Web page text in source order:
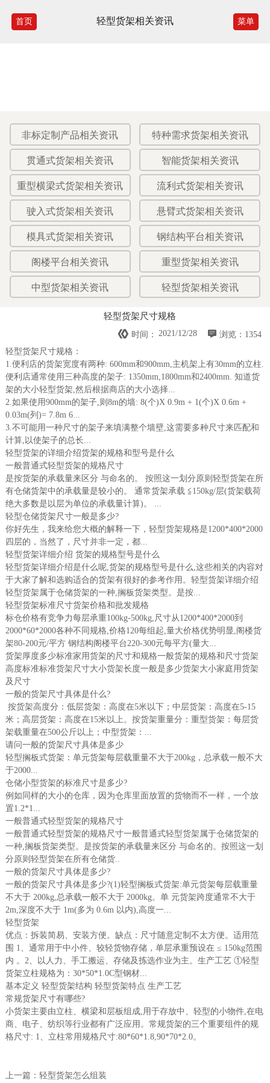
首页 轻型货架相关资讯 菜单
非标定制产品相关资讯 特种需求货架相关资讯
贯通式货架相关资讯 智能货架相关资讯
重型横梁式货架相关资讯 流利式货架相关资讯
驶入式货架相关资讯 悬臂式货架相关资讯
模具式货架相关资讯 钢结构平台相关资讯
阁楼平台相关资讯 重型货架相关资讯
中型货架相关资讯 轻型货架相关资讯
轻型货架尺寸规格
 浏览：1354
 时间： 2021/12/28
轻型货架尺寸规格：
1.便利店的货架宽度有两种: 600mm和900mm,主机架上有30mm的立柱.
便利店通常使用三种高度的架子: 1350mm,1800mm和2400mm. 知道货
架的大小轻型货架,然后根据商店的大小选择...
2.如果使用900mm的架子,则8m的墙: 8(个)X 0.9m + 1(个)X 0.6m +
0.03m(列)= 7.8m 6...
3.不可能用一种尺寸的架子来填满整个墙壁,这需要多种尺寸来匹配和
计算,以使架子的总长...
轻型货架的详细介绍货架的规格和型号是什么
一般普通式轻型货架的规格尺寸
是按货架的承载量来区分 与命名的。 按照这一划分原则轻型货架在所
有仓储货架中的承载量是较小的。 通常货架承载 ≦150kg/层(货架载荷
绝大多数是以层为单位的承载量计算)。 ...
轻型仓储货架尺寸一般是多少?
你好先生，我来给您大概的解释一下，轻型货架规格是1200*400*2000
四层的，当然了，尺寸并非一定，都...
轻型货架详细介绍 货架的规格型号是什么
轻型货架详细介绍是什么呢,货架的规格型号是什么,这些相关的内容对
于大家了解和选购适合的货架有很好的参考作用。轻型货架详细介绍
轻型货架属于仓储货架的一种,搁板货架类型。是按...
轻型货架标准尺寸货架价格和批发规格
标仓价格有竞争力每层承重100kg-500kg,尺寸从1200*400*2000到
2000*60*2000各种不同规格,价格120每组起,量大价格优势明显,阁楼货
架80-200元/平方 钢结构阁楼平台220-300元每平方(量大...
货架厚度多少标准家用货架的尺寸和规格一般货架的规格和尺寸货架
高度标准标准货架尺寸大小货架长度一般是多少货架大小家庭用货架
及尺寸
一般的货架尺寸具体是什么?
按货架高度分：低层货架：高度在5米以下；中层货架：高度在5-15
米；高层货架：高度在15米以上。按货架重量分：重型货架：每层货
架载重量在500公斤以上；中型货架：...
请问一般的货架尺寸具体是多少
轻型搁板式货架：单元货架每层载重量不大于200kg，总承载一般不大
于2000...
仓储小型货架的标准尺寸是多少?
例如同样的大小的仓库，因为仓库里面放置的货物而不一样，一个放
置1.2*1...
一般普通式轻型货架的规格尺寸
一般普通式轻型货架的规格尺寸一般普通式轻型货架属于仓储货架的
一种,搁板货架类型。是按货架的承载量来区分 与命名的。按照这一划
分原则轻型货架在所有仓储货..
一般的货架尺寸具体是多少?
一般的货架尺寸具体是多少?(1)轻型搁板式货架:单元货架每层载重量
不大于 200kg,总承载一般不大于 2000kg。单 元货架跨度通常不大于
2m,深度不大于 1m(多为 0.6m 以内),高度一...
轻型货架
优点：拆装简易、安装方便。缺点：尺寸随意定制不太方便。适用范
围 1、通常用于中小件、较轻货物存储，单层承重预设在 ≤ 150kg范围
内 。2、以人力、手工搬运、存储及拣选作业为主。生产工艺 ①轻型
货架立柱规格为：30*50*1.0C型钢材...
基本定义 轻型货架结构 轻型货架特点 生产工艺
常规货架尺寸有哪些?
小货架主要由立柱、横梁和层板组成,用于存放中、轻型的小物件,在电
商、电子、纺织等行业都有广泛应用。常规货架的三个重要组件的规
格尺寸: 1、立柱常用规格尺寸:80*60*1.8,90*70*2.0。
上一篇： 轻型货架怎么组装